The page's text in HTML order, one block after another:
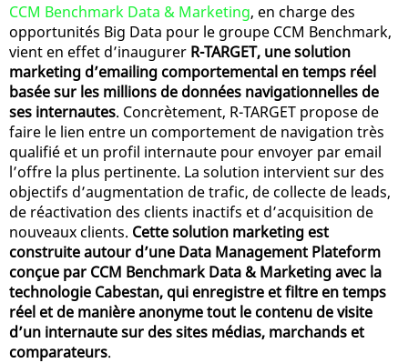
CCM Benchmark Data & Marketing, en charge des
opportunités Big Data pour le groupe CCM Benchmark,
vient en effet d’inaugurer R-TARGET, une solution
marketing d’emailing comportemental en temps réel
basée sur les millions de données navigationnelles de
ses internautes. Concrètement, R-TARGET propose de
faire le lien entre un comportement de navigation très
qualifié et un profil internaute pour envoyer par email
l’offre la plus pertinente. La solution intervient sur des
objectifs d’augmentation de trafic, de collecte de leads,
de réactivation des clients inactifs et d’acquisition de
nouveaux clients. Cette solution marketing est
construite autour d’une Data Management Plateform
conçue par CCM Benchmark Data & Marketing avec la
technologie Cabestan, qui enregistre et filtre en temps
réel et de manière anonyme tout le contenu de visite
d’un internaute sur des sites médias, marchands et
comparateurs.